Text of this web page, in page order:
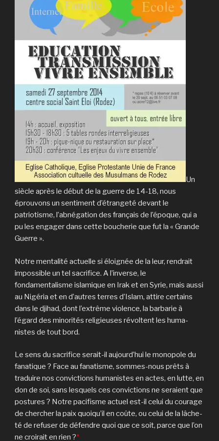
Un
siècle après le début de la guer­re de 14-18, nous
éprouvons un sentiment d’étrangeté devant le
patriotisme, l’abnégation des français de l’époque, qui a
pu les engager dans cette boucherie que fut la « Grande
Guerre ».
Notre mentalité actuelle si éloignée de la leur, rendrait
impossible un tel sacrifice. A l’inverse, le
fondamentalisme islami­que en Irak et en Syrie, mais aussi
au Nigéria et en d’autres terres d’Islam, attire certains
dans le djihad, dont l’extrême violence, la barbarie à
l’égard des minorités religieuses révoltent les hu­ma­
nistes de tout bord.
Le sens du sacrifice serait-il aujour­d’hui le monopole du
fanati­que ? Fa­ce au fanatisme, sommes-nous prêts à
traduire nos convictions huma­nis­tes en actes, en lutte, en
don de soi, sans lesquels ces convic­tions ne seraient que
postures ? Notre pacifis­me actuel est-il ce­lui du courage
de chercher la paix quoi­qu’il en coû­te, ou celui de la lâche­
té de refuser de défen­dre quoi que ce soit, parce que l’on
ne croirait en rien ?*